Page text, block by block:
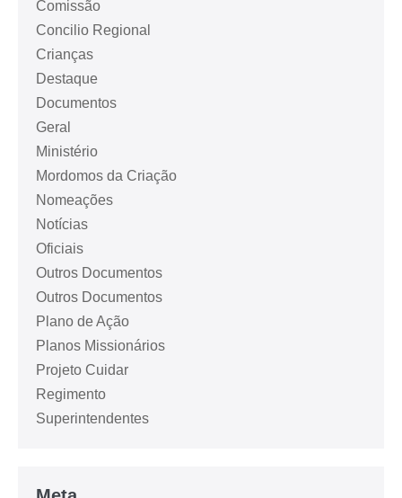
Comissão
Concilio Regional
Crianças
Destaque
Documentos
Geral
Ministério
Mordomos da Criação
Nomeações
Notícias
Oficiais
Outros Documentos
Outros Documentos
Plano de Ação
Planos Missionários
Projeto Cuidar
Regimento
Superintendentes